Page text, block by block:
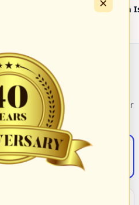
Fehmarn
– wählen Sie einen Einstieg für
HBV